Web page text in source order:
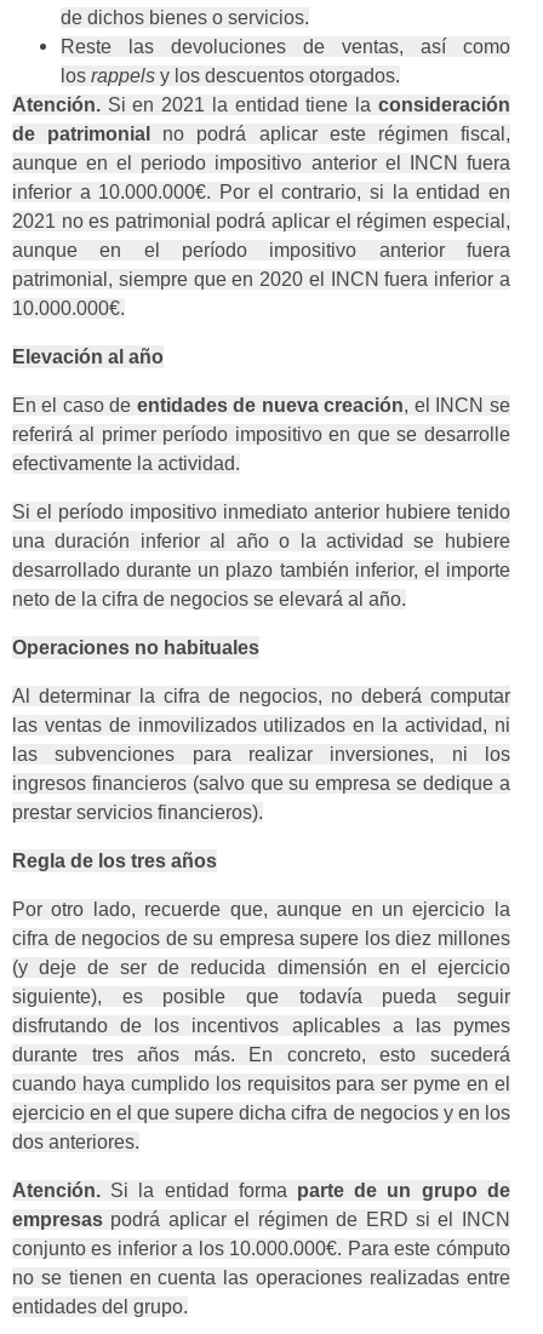
de dichos bienes o servicios.
Reste las devoluciones de ventas, así como
los rappels y los descuentos otorgados.
Atención. Si en 2021 la entidad tiene la consideración
de patrimonial
no podrá aplicar este régimen fiscal,
aunque en el periodo impositivo anterior el INCN fuera
inferior a 10.000.000€. Por el contrario, si la entidad en
2021 no es patrimonial podrá aplicar el régimen especial,
aunque en el período impositivo anterior fuera
patrimonial, siempre que en 2020 el INCN fuera inferior a
10.000.000€.
Elevación al año
En el caso de entidades de nueva creación, el INCN se
referirá al primer período impositivo en que se desarrolle
efectivamente la actividad.
Si el período impositivo inmediato anterior hubiere tenido
una duración inferior al año o la actividad se hubiere
desarrollado durante un plazo también inferior, el importe
neto de la cifra de negocios se elevará al año.
Operaciones no habituales
Al determinar la cifra de negocios, no deberá computar
las ventas de inmovilizados utilizados en la actividad, ni
las subvenciones para realizar inversiones, ni los
ingresos financieros (salvo que su empresa se dedique a
prestar servicios financieros).
Regla de los tres años
Por otro lado, recuerde que, aunque en un ejercicio la
cifra de negocios de su empresa supere los diez millones
(y deje de ser de reducida dimensión en el ejercicio
siguiente), es posible que todavía pueda seguir
disfrutando de los incentivos aplicables a las pymes
durante tres años más. En concreto, esto sucederá
cuando haya cumplido los requisitos para ser pyme en el
ejercicio en el que supere dicha cifra de negocios y en los
dos anteriores.
Atención. Si la entidad forma parte de un grupo de
empresas podrá aplicar el régimen de ERD si el INCN
conjunto es inferior a los 10.000.000€. Para este cómputo
no se tienen en cuenta las operaciones realizadas entre
entidades del grupo.